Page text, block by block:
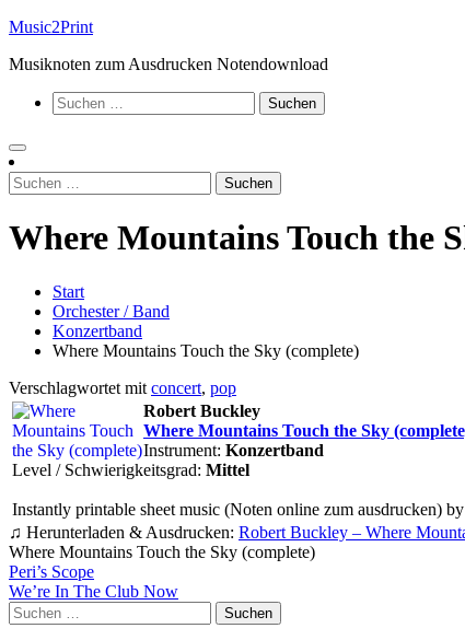
Zum
springen
Music2Print
Musiknoten zum Ausdrucken Notendownload
Suchen
nach:
Suchen
nach:
Where Mountains Touch the
Start
Orchester / Band
Konzertband
Where Mountains Touch the Sky (complete)
Verschlagwortet mit concert, pop
Robert Buckley
Where Mountains Touch the Sky
Instrument: Konzertband
Level / Schwierigkeitsgrad: Mittel
Instantly printable sheet music (Noten online zum ausdrucken)
♫ Herunterladen & Ausdrucken: Robert Buckley – Where
Where Mountains Touch the Sky (complete)
Beitragsnavigation
Peri’s Scope
We’re In The Club Now
Suchen
nach: